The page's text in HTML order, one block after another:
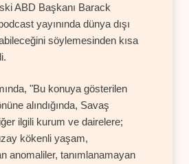
ABD Başkanı Barack
yayınında dünya dışı
söylemesinden kısa
"Bu konuya gösterilen
alındığında, Savaş
ilgili kurum ve dairelere;
kökenli yaşam,
anomaliler, tanımlanamayan